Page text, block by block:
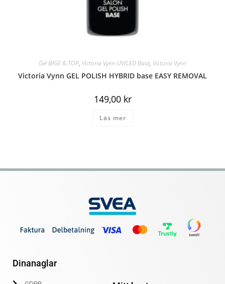
Gel BASE & TOP, Victoria Vynn UV/LED Base, Victoria Vynn
Victoria Vynn GEL POLISH HYBRID base EASY REMOVAL
149,00 kr
Läs mer
Dinanaglar